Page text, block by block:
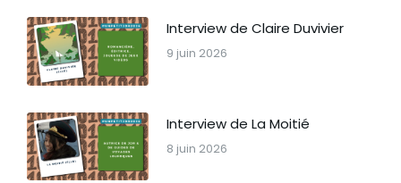
Interview de Claire Duvivier
9 juin 2026
Interview de La Moitié
8 juin 2026